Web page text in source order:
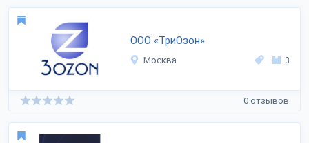
ООО «ТриОзон»
Москва 3
0 отзывов